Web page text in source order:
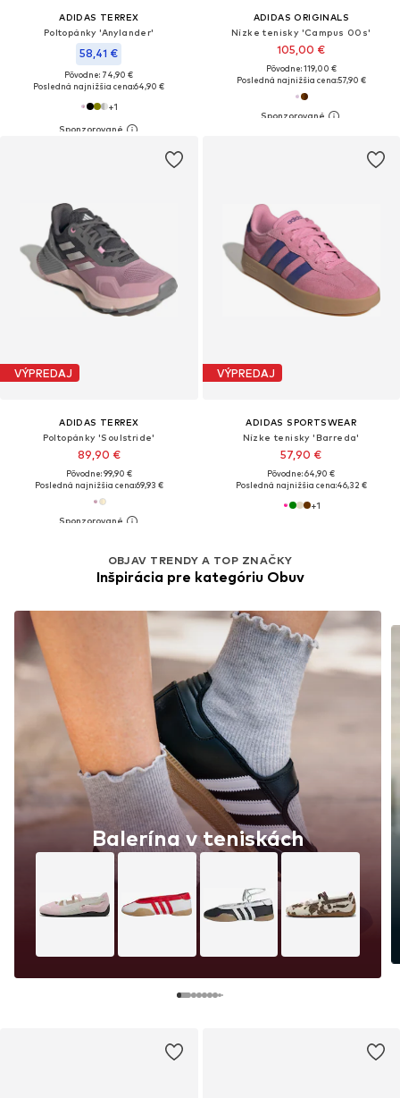
ADIDAS TERREX
Poltopánky 'Anylander'
58,41 €
Pôvodne: 74,90 €
Posledná najnižšia cena:64,90 €
+1
ADIDAS ORIGINALS
Nízke tenisky 'Campus 00s'
105,00 €
Pôvodne: 119,00 €
Posledná najnižšia cena:57,90 €
VÝPREDAJ
ADIDAS TERREX
Poltopánky 'Soulstride'
89,90 €
Pôvodne: 99,90 €
Posledná najnižšia cena:69,93 €
VÝPREDAJ
ADIDAS SPORTSWEAR
Nízke tenisky 'Barreda'
57,90 €
Pôvodne: 64,90 €
Posledná najnižšia cena:46,32 €
+1
OBJAV TRENDY A TOP ZNAČKY
Inšpirácia pre kategóriu Obuv
Balerína v teniskách